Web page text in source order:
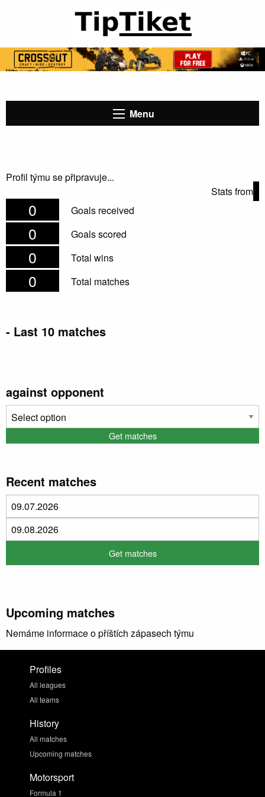
Menu
Profil týmu se připravuje...
Stats from
0 Goals received
0 Goals scored
0 Total wins
0 Total matches
- Last 10 matches
against opponent
Recent matches
Upcoming matches
Nemáme informace o příštích zápasech týmu
Profiles
All leagues
All teams
History
All matches
Upcoming matches
Motorsport
Formula 1